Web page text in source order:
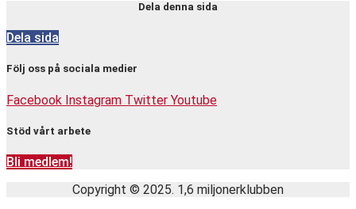
Dela denna sida
Dela sida
Följ oss på sociala medier
Facebook Instagram Twitter Youtube
Stöd vårt arbete
Bli medlem!
Copyright © 2025. 1,6 miljonerklubben